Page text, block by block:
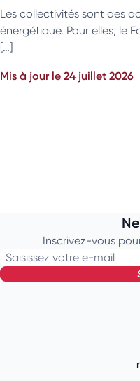
Les collectivités sont des
énergétique. Pour elles, le
[…]
Mis à jour le 24 juillet 2026
Inscrivez-vous
Saisissez votre e-mail